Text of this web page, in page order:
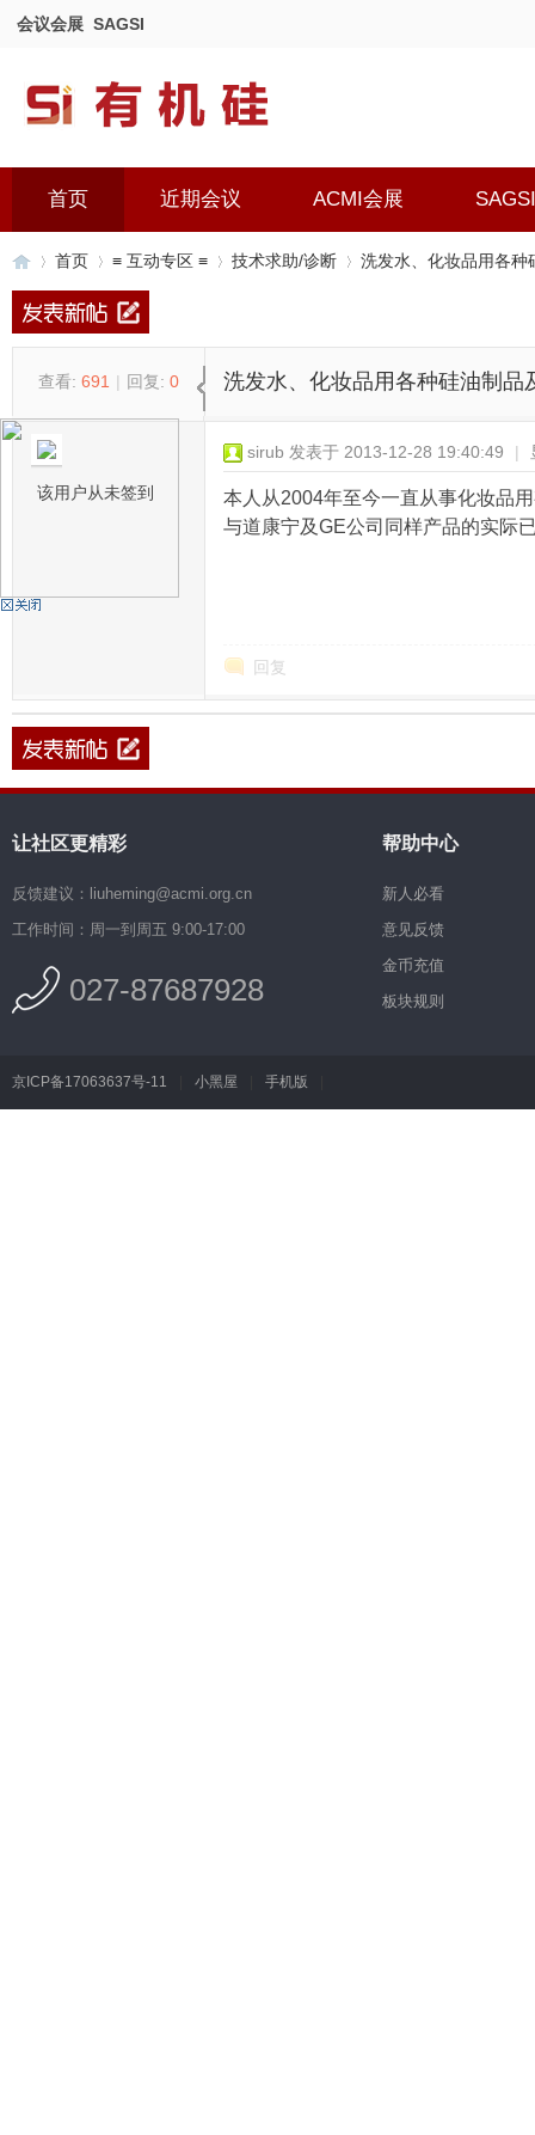
会议会展 SAGSI
首页 近期会议 ACMI会展 SAGSI
机
硅
首页 ≡ 互动专区 ≡ 技术求助/诊断 洗发水、化妆品用各种
查看: 691 | 回复: 0 洗发水、化妆品用各种硅油制品
该用户从未签到
sirub 发表于 2013-12-28 19:40:49 |
本人从2004年至今一直从事化妆品
与道康宁及GE公司同样产品的实际
回复
让社区更精彩
反馈建议：liuheming@acmi.org.cn
工作时间：周一到周五 9:00-17:00
027-87687928
帮助中心
新人必看
意见反馈
金币充值
板块规则
京ICP备17063637号-11 小黑屋 手机版